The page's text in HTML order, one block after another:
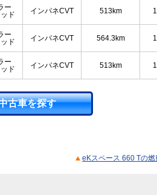
ー
ド
インパネCVT 513km
ー
ド
インパネCVT 564.3km
ー
ド
インパネCVT 513km
古車を探す
eKスペース 660 Tの